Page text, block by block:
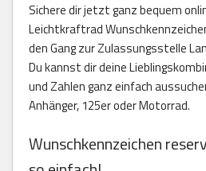
Sichere dir jetzt ganz bequem
Leichtkraftrad
den Gang zur Zulassungsstelle
Du kannst dir deine
und Zahlen ganz einfach
Anhänger, 125er oder Motorrad.
Wunschkennzeichen